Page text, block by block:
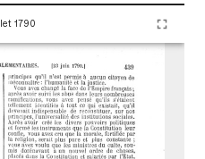
1790